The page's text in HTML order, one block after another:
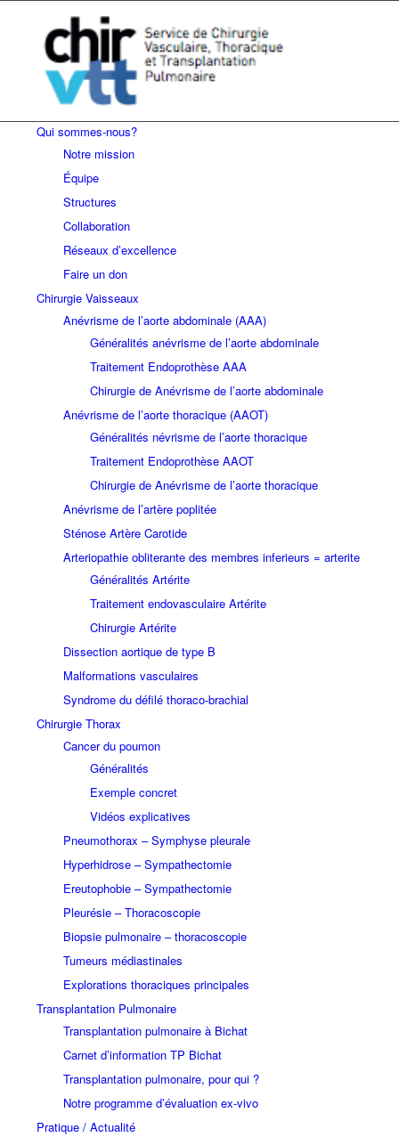
Qui sommes-nous?
Notre mission
Équipe
Structures
Collaboration
Réseaux d’excellence
Faire un don
Chirurgie Vaisseaux
Anévrisme de l’aorte abdominale (AAA)
Généralités anévrisme de l’aorte abdominale
Traitement Endoprothèse AAA
Chirurgie de Anévrisme de l’aorte abdominale
Anévrisme de l’aorte thoracique (AAOT)
Généralités névrisme de l’aorte thoracique
Traitement Endoprothèse AAOT
Chirurgie de Anévrisme de l’aorte thoracique
Anévrisme de l’artère poplitée
Sténose Artère Carotide
Arteriopathie obliterante des membres inferieurs = arterite
Généralités Artérite
Traitement endovasculaire Artérite
Chirurgie Artérite
Dissection aortique de type B
Malformations vasculaires
Syndrome du défilé thoraco-brachial
Chirurgie Thorax
Cancer du poumon
Généralités
Exemple concret
Vidéos explicatives
Pneumothorax – Symphyse pleurale
Hyperhidrose – Sympathectomie
Ereutophobie – Sympathectomie
Pleurésie – Thoracoscopie
Biopsie pulmonaire – thoracoscopie
Tumeurs médiastinales
Explorations thoraciques principales
Transplantation Pulmonaire
Transplantation pulmonaire à Bichat
Carnet d’information TP Bichat
Transplantation pulmonaire, pour qui ?
Notre programme d’évaluation ex-vivo
Pratique / Actualité